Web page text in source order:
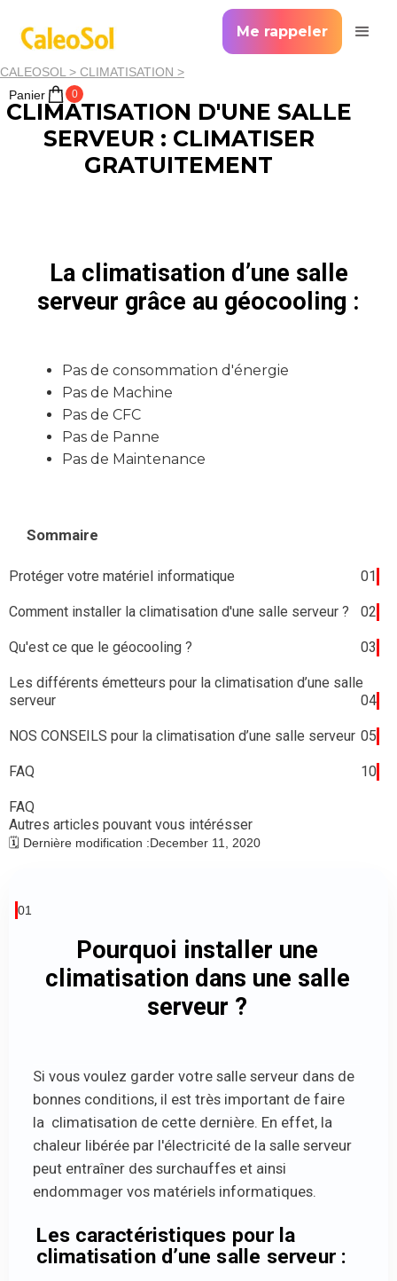
Me rappeler
Panier 0
CALEOSOL > CLIMATISATION >
CLIMATISATION D'UNE SALLE
SERVEUR : CLIMATISER
GRATUITEMENT
La climatisation d’une salle
serveur grâce au géocooling :
Pas de consommation d'énergie
Pas de Machine
Pas de CFC
Pas de Panne
Pas de Maintenance
Sommaire
Protéger votre matériel informatique 01
Comment installer la climatisation d'une salle serveur ? 02
Qu'est ce que le géocooling ? 03
Les différents émetteurs pour la climatisation d’une salle
serveur
04
NOS CONSEILS pour la climatisation d’une salle serveur 05
FAQ 10
FAQ
Autres articles pouvant vous intérésser
🗓️ Dernière modification :December 11, 2020
01
Pourquoi installer une
climatisation dans une salle
serveur ?
Si vous voulez garder votre salle serveur dans de
bonnes conditions, il est très important de faire
la climatisation de cette dernière. En effet, la
chaleur libérée par l'électricité de la salle serveur
peut entraîner des surchauffes et ainsi
endommager vos matériels informatiques.
Les caractéristiques pour la
climatisation d’une salle serveur :